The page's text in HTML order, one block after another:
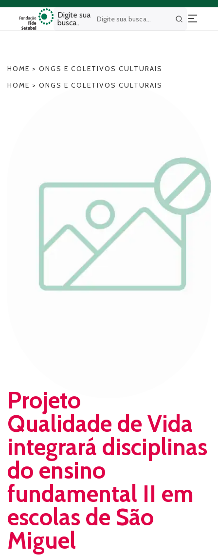
Digite sua
busca..
Buscar
HOME > ONGS E COLETIVOS CULTURAIS
HOME > ONGS E COLETIVOS CULTURAIS
Projeto
Qualidade de Vida
integrará disciplinas
do ensino
fundamental II em
escolas de São
Miguel